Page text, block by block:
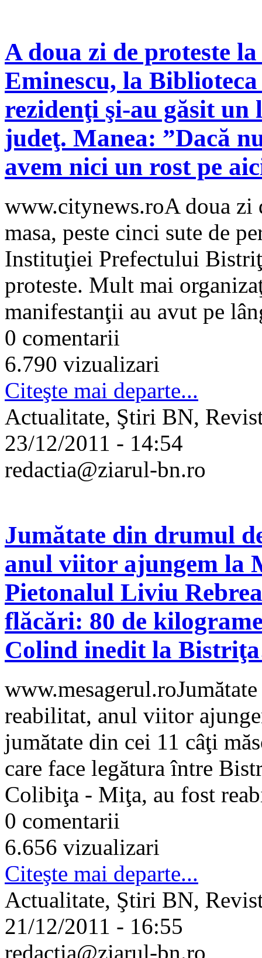
A doua zi de proteste
Eminescu, la
rezidenţi şi-au găsit un
judeţ. Manea: ”Dacă
avem nici un rost pe
www.citynews.roA doua
masa, peste cinci sute de
Instituţiei Prefectului
proteste. Mult mai
manifestanţii au avut pe
0 comentarii
6.790 vizualizari
Citeşte mai departe...
Actualitate, Ştiri BN,
23/12/2011 - 14:54
redactia@ziarul-bn.ro
Jumătate din drumul
anul viitor ajungem la
Pietonalul Liviu
flăcări: 80 de
Colind inedit la
reabilitat, anul viitor
jumătate din cei 11 câţi
care face legătura între
Colibiţa - Miţa, au fost
0 comentarii
6.656 vizualizari
Citeşte mai departe...
Actualitate, Ştiri BN,
21/12/2011 - 16:55
redactia@ziarul-bn.ro